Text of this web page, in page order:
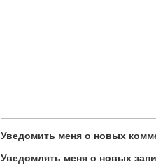
Уведомить меня о новых
Уведомлять меня о новых